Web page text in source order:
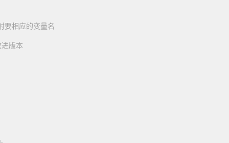
要相应的变量名
版本